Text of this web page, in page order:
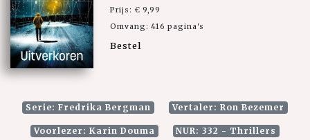
Prijs: € 9,99
Omvang: 416 pagina's
Bestel
Serie: Fredrika Bergman Vertaler: Ron Bezemer
Voorlezer: Karin Douma NUR: 332 - Thrillers